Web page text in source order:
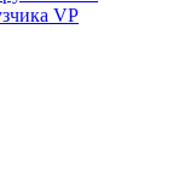
VP